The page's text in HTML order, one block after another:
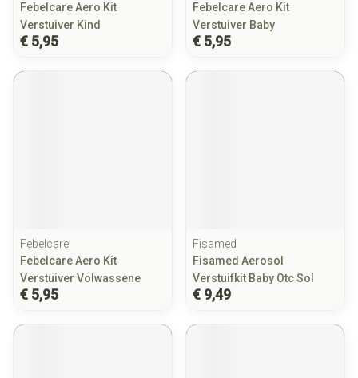
Febelcare Aero Kit
Verstuiver Kind
€ 5,95
Febelcare Aero Kit
Verstuiver Baby
€ 5,95
Febelcare
Febelcare Aero Kit
Verstuiver Volwassene
€ 5,95
Fisamed
Fisamed Aerosol
Verstuifkit Baby Otc Sol
€ 9,49